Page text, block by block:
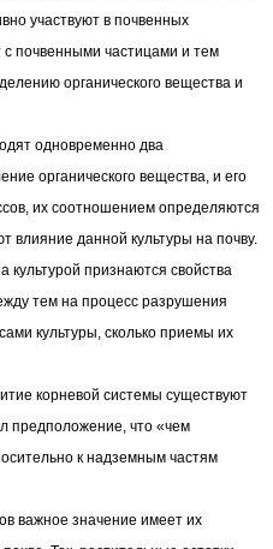
участвуют в почвенных
с почвенными частицами и тем
органического вещества и
одновременно два
органического вещества, и его
их соотношением определяются
влияние данной культуры на почву.
культурой признаются свойства
тем на процесс разрушения
культуры, сколько приемы их
корневой системы существуют
предположение, что «чем
к надземным частям
важное значение имеет их